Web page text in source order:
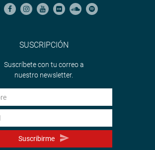
SUSCRIPCIÓN
Suscríbete con tu correo a
nuestro newsletter.
Suscribirme